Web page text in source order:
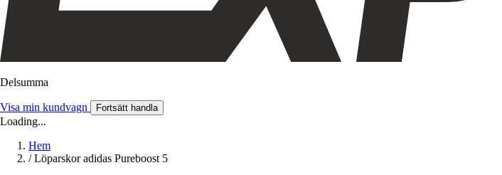
Delsumma
Visa min kundvagn Fortsätt handla
Loading...
Hem
/ Löparskor adidas Pureboost 5